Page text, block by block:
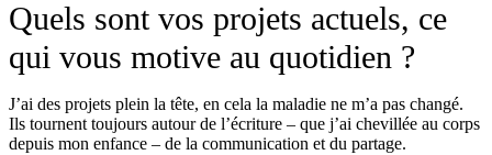
Quels sont vos projets actuels, ce
qui vous motive au quotidien ?
J’ai des projets plein la tête, en cela la maladie ne m’a pas changé.
Ils tournent toujours autour de l’écriture – que j’ai chevillée au corps
depuis mon enfance – de la communication et du partage.